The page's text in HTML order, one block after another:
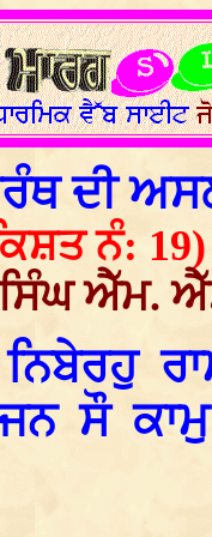
ਦੀ
ਨੰ: 19)
ਐੱਮ.
ਸੌ